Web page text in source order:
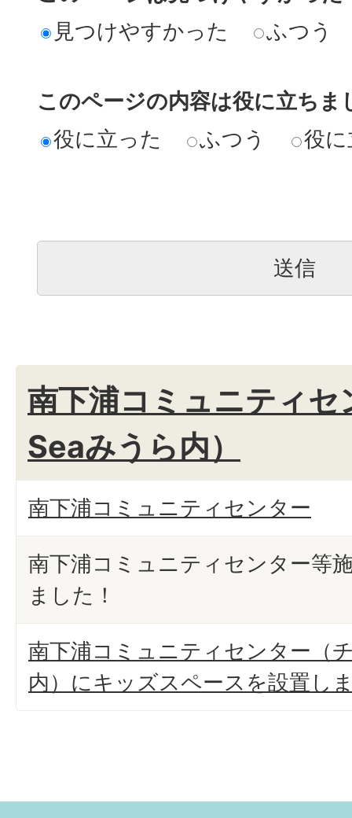
見つけやすかった
ふつう
このページの内容は役に立ちま
役に立った
ふつう 役
南下浦コミュニティセ
Seaみうら内）
南下浦コミュニティセンター
南下浦コミュニティセンター等
ました！
南下浦コミュニティセンター（
内）にキッズスペースを設置し